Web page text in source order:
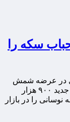
حباب سکه را
در عرضه شمش
طلا گفت: این اقدام باعث شد حباب سکه طرح جدید ۹۰۰ هزار
را در بازار